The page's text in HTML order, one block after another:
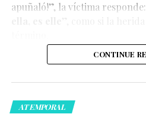
Ver esta publicación en
varios días que reunió a
apuñaló!”, la víctima
CONTINUE
ATEMPORAL